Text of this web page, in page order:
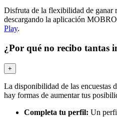
Disfruta de la flexibilidad de ganar
descargando la aplicación
Play.
¿Por qué no recibo tantas
+
La disponibilidad de las encuestas
hay formas de aumentar tus
Completa tu perfil: Un